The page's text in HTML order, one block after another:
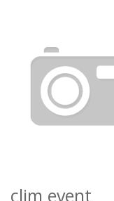
clim event